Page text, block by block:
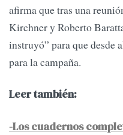
afirma que tras una
Kirchner y Roberto
instruyó” para que desde
para la campaña.
Leer también:
-Los cuadernos